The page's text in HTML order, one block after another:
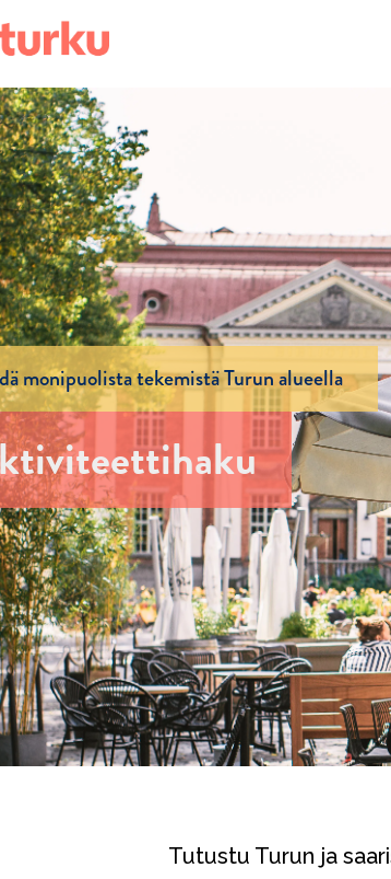
monipuolista tekemistä Turun alueella
Tutustu Turun ja